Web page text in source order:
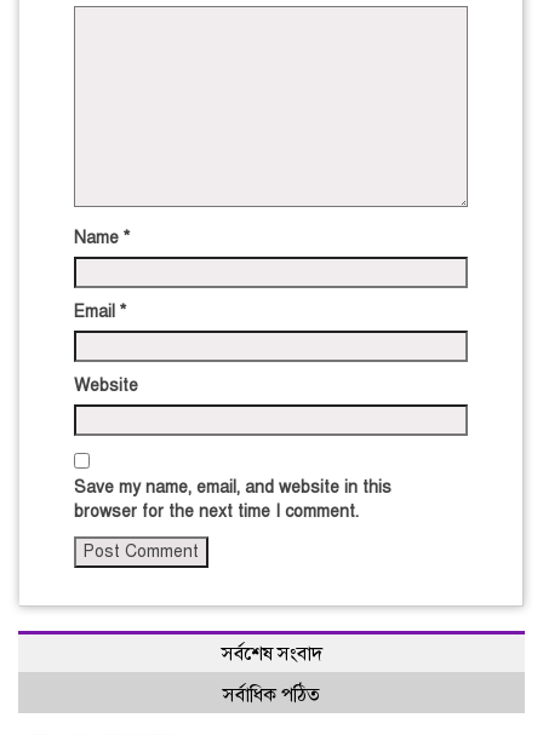
Name *
Email *
Website
Save my name, email, and website in this
browser for the next time I comment.
সর্বশেষ সংবাদ
সর্বাধিক পঠিত